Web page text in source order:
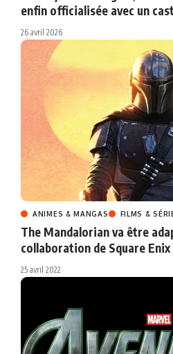
enfin officialisée avec un
26 avril 2026
ANIMES & MANGAS FILMS &
The Mandalorian va être
collaboration de Square Enix
25 avril 2022